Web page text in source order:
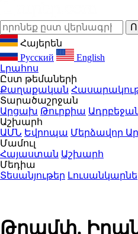
Հայերեն
Русский
English
Լրահոս
Ըստ թեմաների
Քաղաքական
Տարածաշրջան
Արցախ Թուրքիա
Աշխարհ
ԱՄՆ Եվրոպա Մերձավոր
Մամուլ
Հայաստան Աշխարհ
Մեդիա
Տեսանյութեր
Թրամփ.